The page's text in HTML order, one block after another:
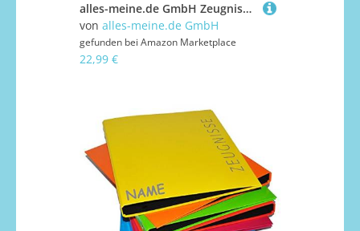
alles-meine.de GmbH Zeugnismappe/Zeugnisbuch - Zeugnisse Globus & Erde - Modell-Mix - inkl. Name - A4 - GEBUNDEN mit 20 festen Seiten- A 4 - Softcover - für Kinder Er..
von alles-meine.de GmbH
gefunden bei Amazon Marketplace
22,99 €